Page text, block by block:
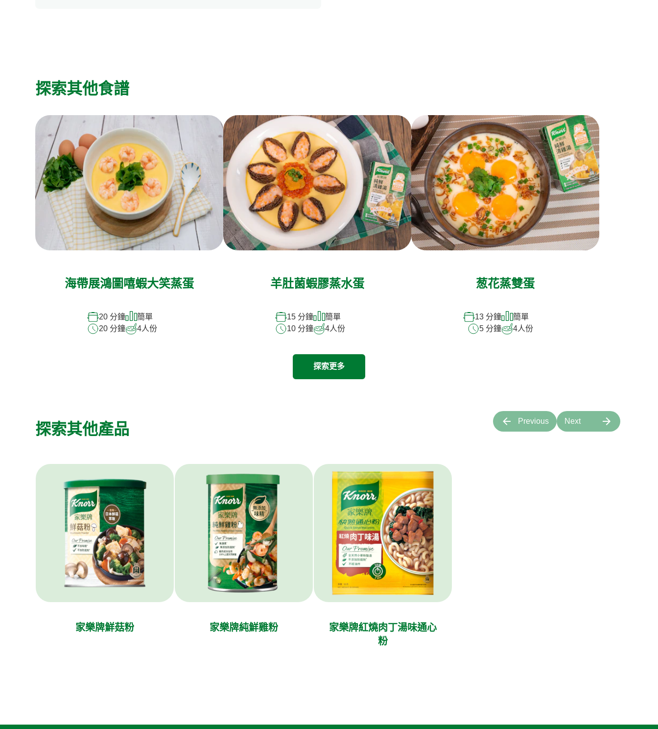
探索其他食譜
海帶展鴻圖嘻蝦大笑蒸蛋
20 分鐘
簡單
20 分鐘
4人份
羊肚菌蝦膠蒸水蛋
15 分鐘
簡單
10 分鐘
4人份
葱花蒸雙蛋
13 分鐘
簡單
5 分鐘
4人份
探索更多
探索其他產品
家樂牌鮮菇粉 家樂牌純鮮雞粉
家樂牌紅燒肉丁湯味通心
粉
Previous Next